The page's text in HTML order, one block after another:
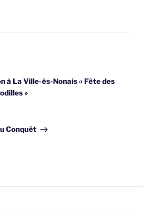
à La Ville-és-Nonais « Fête des
»
Conquêt